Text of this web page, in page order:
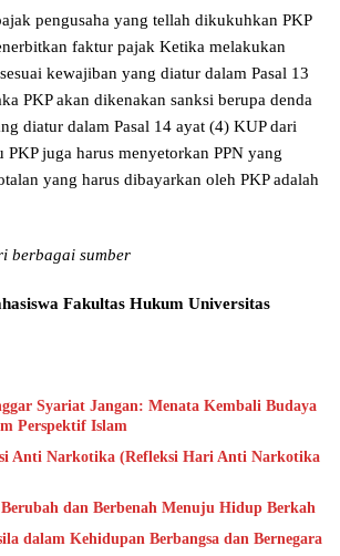
pengusaha yang tellah dikukuhkan PKP
faktur pajak Ketika melakukan
kewajiban yang diatur dalam Pasal 13
PKP akan dikenakan sanksi berupa denda
diatur dalam Pasal 14 ayat (4) KUP dari
PKP juga harus menyetorkan PPN yang
yang harus dibayarkan oleh PKP adalah
berbagai sumber
Fakultas Hukum Universitas
Syariat Jangan: Menata Kembali Budaya
Perspektif Islam
Anti Narkotika (Refleksi Hari Anti Narkotika
dan Berbenah Menuju Hidup Berkah
dalam Kehidupan Berbangsa dan Bernegara